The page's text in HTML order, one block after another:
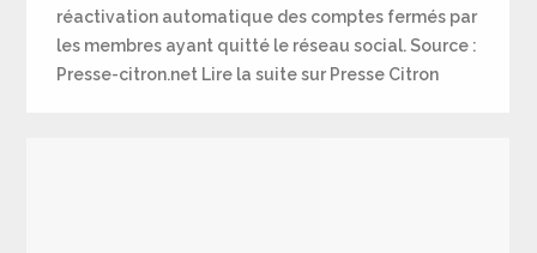
réactivation automatique des comptes fermés par
les membres ayant quitté le réseau social. Source :
Presse-citron.net Lire la suite sur Presse Citron